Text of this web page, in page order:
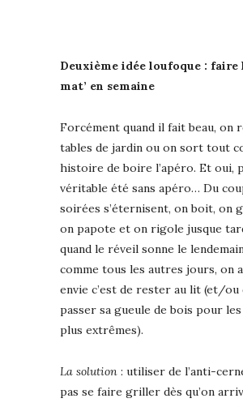
Deuxième idée loufoque : faire
mat’ en semaine
Forcément quand il fait beau, on
tables de jardin ou on sort tout
histoire de boire l’apéro. Et oui,
véritable été sans apéro… Du
soirées s’éternisent, on boit, on
on papote et on rigole jusque
quand le réveil sonne le
comme tous les autres jours, on a
envie c’est de rester au lit (et/ou
passer sa gueule de bois pour les
plus extrêmes).
La solution : utiliser de l’anti-
pas se faire griller dès qu’on